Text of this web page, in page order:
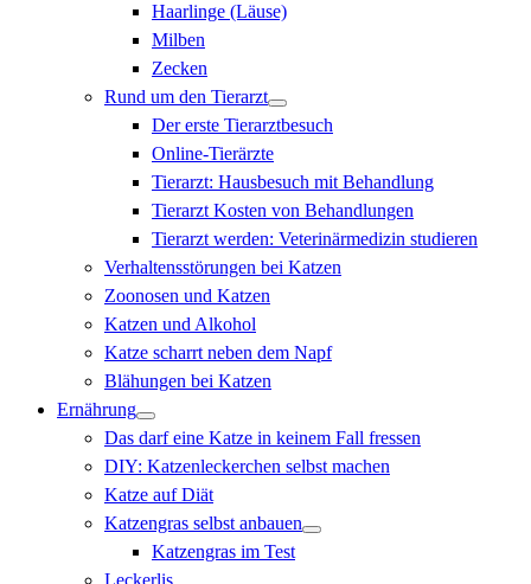
Haarlinge (Läuse)
Milben
Zecken
Rund um den Tierarzt
Der erste Tierarztbesuch
Online-Tierärzte
Tierarzt: Hausbesuch mit Behandlung
Tierarzt Kosten von Behandlungen
Tierarzt werden: Veterinärmedizin studieren
Verhaltensstörungen bei Katzen
Zoonosen und Katzen
Katzen und Alkohol
Katze scharrt neben dem Napf
Blähungen bei Katzen
Ernährung
Das darf eine Katze in keinem Fall fressen
DIY: Katzenleckerchen selbst machen
Katze auf Diät
Katzengras selbst anbauen
Katzengras im Test
Leckerlis